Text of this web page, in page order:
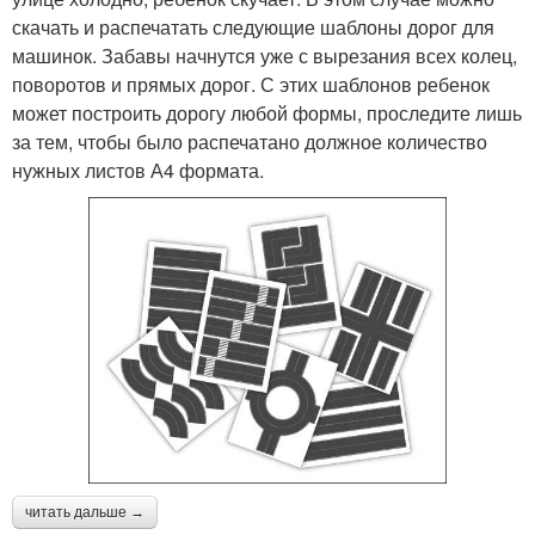
скачать и распечатать следующие шаблоны дорог для
машинок. Забавы начнутся уже с вырезания всех колец,
поворотов и прямых дорог. С этих шаблонов ребенок
может построить дорогу любой формы, проследите лишь
за тем, чтобы было распечатано должное количество
нужных листов А4 формата.
читать дальше →